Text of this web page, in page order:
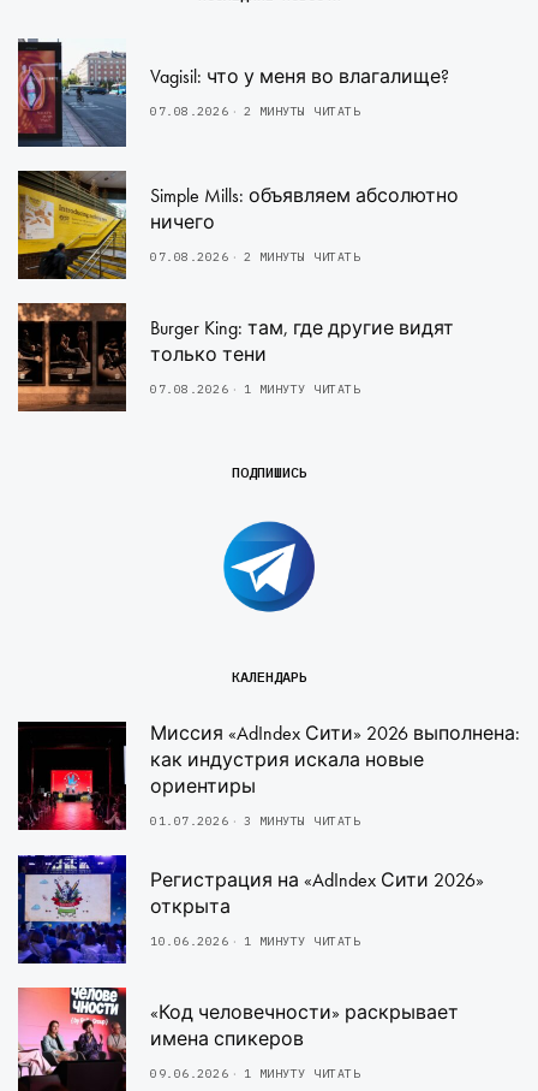
Vagisil: что у меня во влагалище?
07.08.2026 2 МИНУТЫ ЧИТАТЬ
Simple Mills: объявляем абсолютно
ничего
07.08.2026 2 МИНУТЫ ЧИТАТЬ
Burger King: там, где другие видят
только тени
07.08.2026 1 МИНУТУ ЧИТАТЬ
ПОДПИШИСЬ
КАЛЕНДАРЬ
Миссия «AdIndex Сити» 2026 выполнена:
как индустрия искала новые
ориентиры
01.07.2026 3 МИНУТЫ ЧИТАТЬ
Регистрация на «AdIndex Сити 2026»
открыта
10.06.2026 1 МИНУТУ ЧИТАТЬ
«Код человечности» раскрывает
имена спикеров
09.06.2026 1 МИНУТУ ЧИТАТЬ